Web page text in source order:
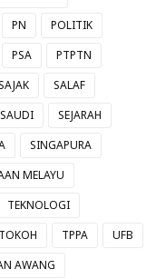
PN
POLITIK
PSA
PTPTN
SALAF
SAUDI
SEJARAH
SINGAPURA
MELAYU
TEKNOLOGI
TOKOH TPPA
UFB
AWANG